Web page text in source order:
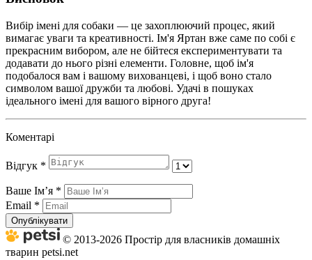
Вибір імені для собаки — це захоплюючий процес, який
вимагає уваги та креативності. Ім'я Яртан вже саме по собі є
прекрасним вибором, але не бійтеся експериментувати та
додавати до нього різні елементи. Головне, щоб ім'я
подобалося вам і вашому вихованцеві, і щоб воно стало
символом вашої дружби та любові. Удачі в пошуках
ідеального імені для вашого вірного друга!
Коментарі
Відгук *
Ваше Імʼя *
Email *
Опублікувати
© 2013-2026 Простір для власників домашніх
тварин petsi.net